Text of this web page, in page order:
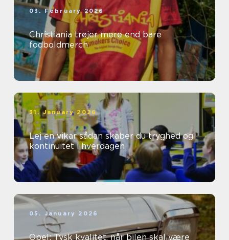
03. February 2026
Christiania trøjer mere end bare
fodboldmerch
31. January 2026
Lej en vikar sådan skaber du tryghed og
kontinuitet i hverdagen
05. January 2026
Opel: Tysk kvalitet, når bilen skal være